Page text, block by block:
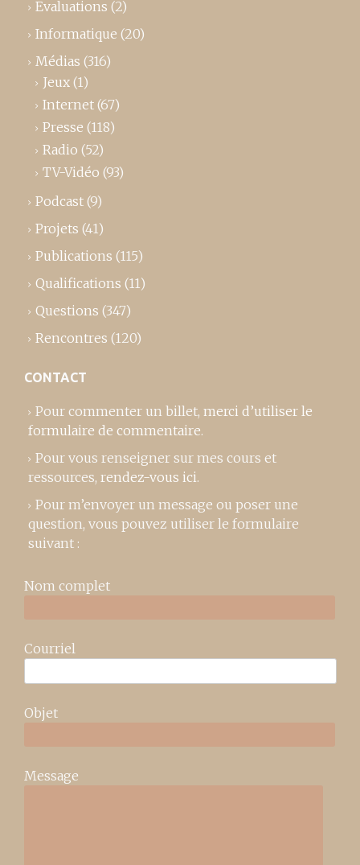
Evaluations (2)
Informatique (20)
Médias (316)
Jeux (1)
Internet (67)
Presse (118)
Radio (52)
TV-Vidéo (93)
Podcast (9)
Projets (41)
Publications (115)
Qualifications (11)
Questions (347)
Rencontres (120)
CONTACT
Pour commenter un billet, merci d’utiliser le
formulaire de commentaire.
Pour vous renseigner sur mes cours et
ressources, rendez-vous ici.
Pour m’envoyer un message ou poser une
question, vous pouvez utiliser le formulaire
suivant :
Nom complet
Courriel
Objet
Message